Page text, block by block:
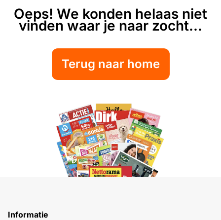
Oeps! We konden helaas niet
vinden waar je naar zocht...
Terug naar home
Informatie